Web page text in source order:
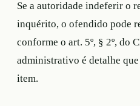
Se a autoridade indeferir o
inquérito, o ofendido pode
conforme o art. 5º, § 2º, do
administrativo é detalhe
item.